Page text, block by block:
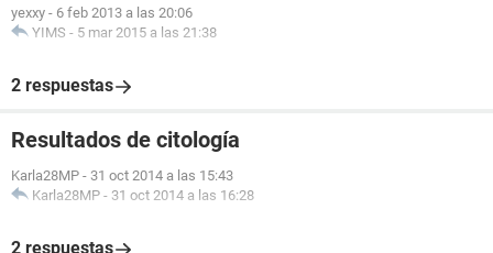
yexxy - 6 feb 2013 a las 20:06
YIMS - 5 mar 2015 a las 21:38
2 respuestas
Resultados de citología
Karla28MP - 31 oct 2014 a las 15:43
Karla28MP - 31 oct 2014 a las 16:28
2 respuestas